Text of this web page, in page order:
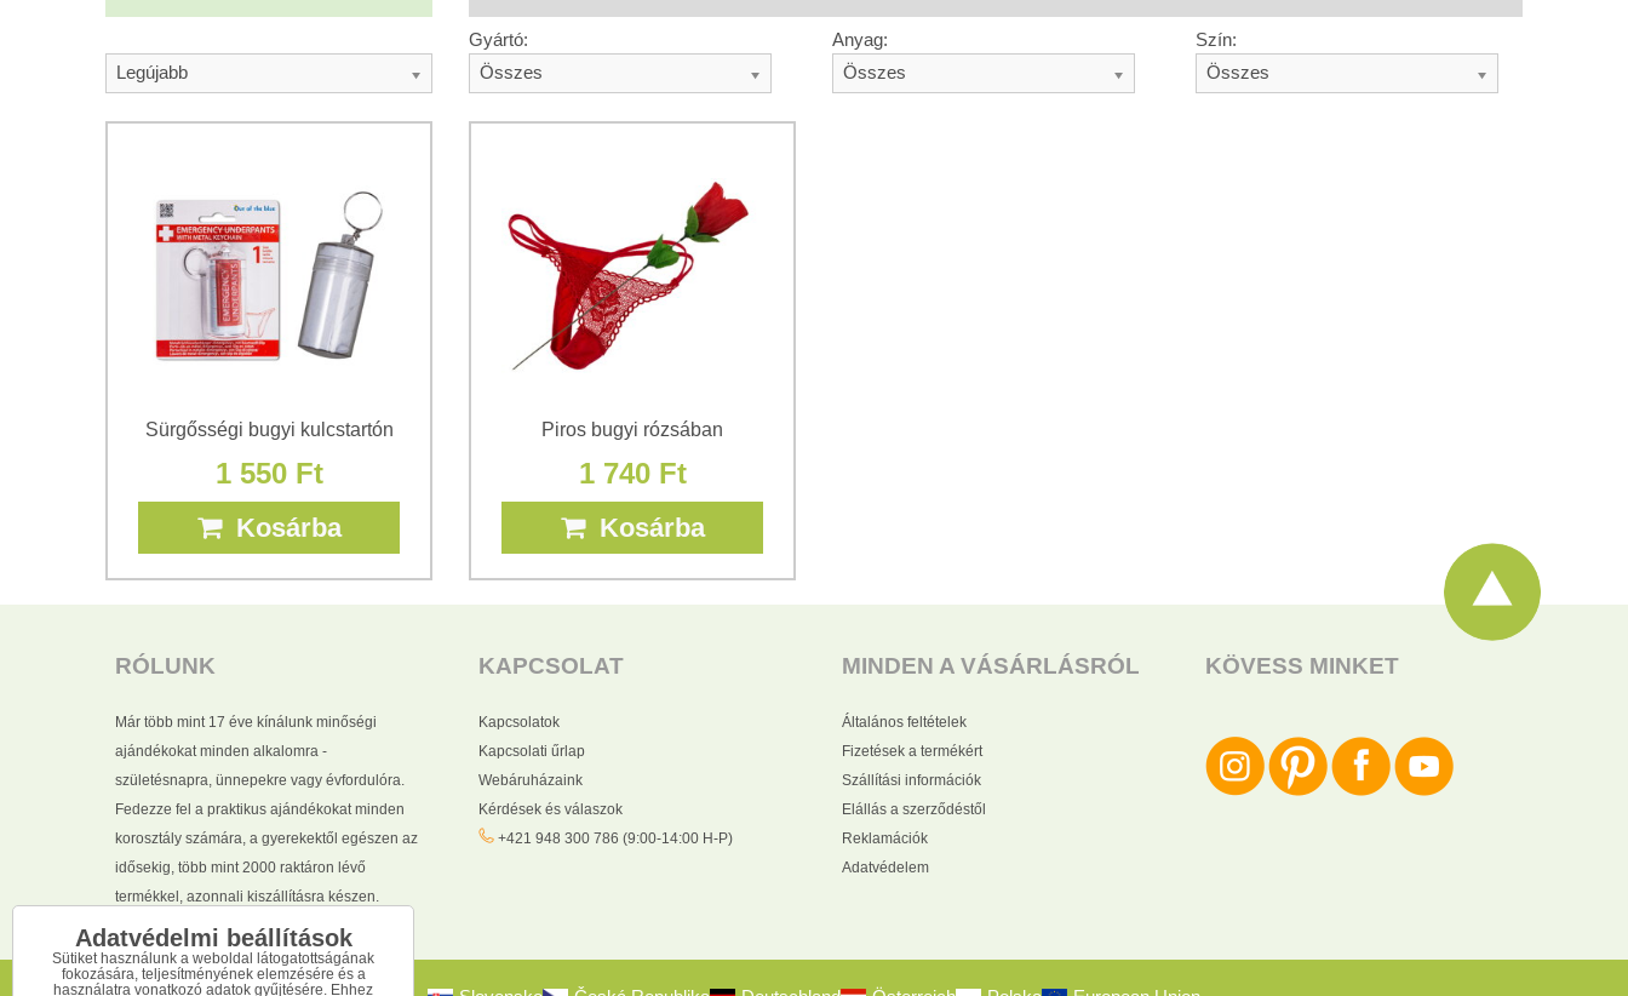
Legújabb
Gyártó:
Összes
Anyag:
Összes
Szín:
Összes
Sürgősségi bugyi kulcstartón
1 550 Ft
Kosárba
Piros bugyi rózsában
1 740 Ft
Kosárba
RÓLUNK
Már több mint 17 éve kínálunk minőségi
ajándékokat minden alkalomra -
születésnapra, ünnepekre vagy évfordulóra.
Fedezze fel a praktikus ajándékokat minden
korosztály számára, a gyerekektől egészen az
idősekig, több mint 2000 raktáron lévő
termékkel, azonnali kiszállításra készen.
KAPCSOLAT
Kapcsolatok
Kapcsolati űrlap
Webáruházaink
Kérdések és válaszok
+421 948 300 786 (9:00-14:00 H-P)
MINDEN A VÁSÁRLÁSRÓL
Általános feltételek
Fizetések a termékért
Szállítási információk
Elállás a szerződéstől
Reklamációk
Adatvédelem
KÖVESS MINKET
Adatvédelmi beállítások
Sütiket használunk a weboldal látogatottságának
fokozására, teljesítményének elemzésére és a
használatra vonatkozó adatok gyűjtésére. Ehhez